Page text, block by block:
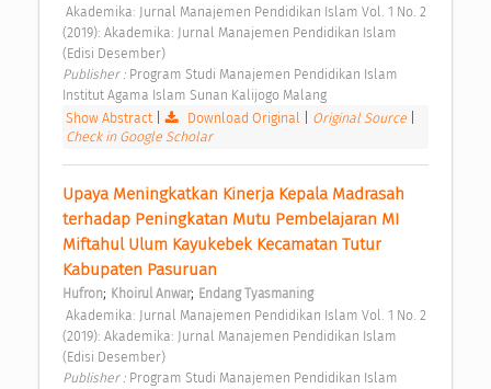
(2019): Akademika: Jurnal Manajemen Pendidikan Islam
(Edisi Desember)
Publisher : Program Studi Manajemen Pendidikan Islam
Institut Agama Islam Sunan Kalijogo Malang
Show Abstract| Download Original Original Source
Check in Google Scholar
Upaya Meningkatkan Kinerja Kepala Madrasah
terhadap Peningkatan Mutu Pembelajaran MI
Miftahul Ulum Kayukebek Kecamatan Tutur
Kabupaten Pasuruan
Hufron; Khoirul Anwar; Endang Tyasmaning
(2019): Akademika: Jurnal Manajemen Pendidikan Islam
(Edisi Desember)
Publisher : Program Studi Manajemen Pendidikan Islam